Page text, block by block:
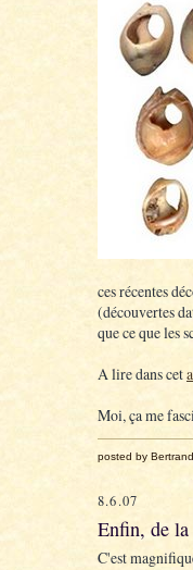
ces récentes
(découvertes
que ce que les
A lire dans cet
Moi, ça me
posted by
8.6.07
Enfin, de la
C'est